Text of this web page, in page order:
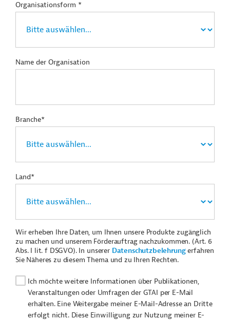
Organisationsform *
Name der Organisation
Branche*
Land*
Wir erheben Ihre Daten, um Ihnen unsere Produkte zugänglich
zu machen und unserem Förderauftrag nachzukommen. (Art. 6
Abs. I lit. f DSGVO). In unserer Datenschutzbelehrungerfahren
Sie Näheres zu diesem Thema und zu Ihren Rechten.
Ich möchte weitere Informationen über Publikationen,
Veranstaltungen oder Umfragen der GTAI per E-Mail
erhalten. Eine Weitergabe meiner E-Mail-Adresse an Dritte
erfolgt nicht. Diese Einwilligung zur Nutzung meiner E-